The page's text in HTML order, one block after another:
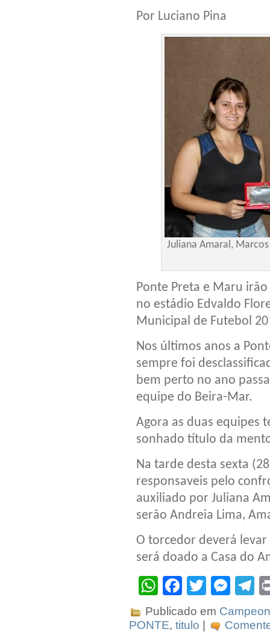
Por Luciano Pina
Juliana Amaral,
Ponte Preta e Maru
no estádio Edvaldo
Municipal de Futebol
Nos últimos anos a
sempre foi
bem perto no ano
equipe do Beira-Mar.
Agora as duas equipes
sonhado título da
Na tarde desta sexta
responsaveis pelo
auxiliado por Juliana
serão Andreia Lima,
O torcedor deverá
será doado a Casa do
WhatsApp
Facebook
Twitter
Publicado em
PONTE, titulo |